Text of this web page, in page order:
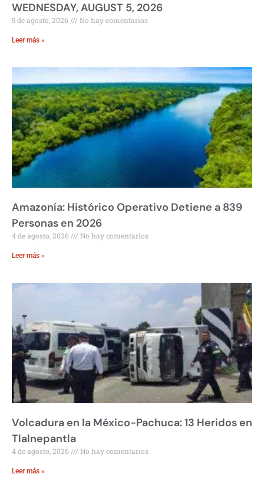
WEDNESDAY, AUGUST 5, 2026
5 de agosto, 2026 No hay comentarios
Leer más »
Amazonía: Histórico Operativo Detiene a 839
Personas en 2026
4 de agosto, 2026 No hay comentarios
Leer más »
Volcadura en la México-Pachuca: 13 Heridos en
Tlalnepantla
4 de agosto, 2026 No hay comentarios
Leer más »